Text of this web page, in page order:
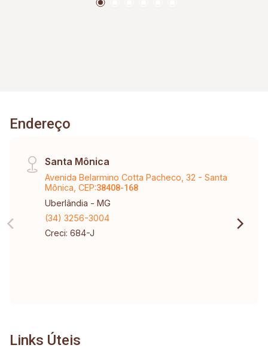
Garagem Para 02 Carros; Portão Eletrônico;
Endereço
Santa Mônica
Avenida Belarmino Cotta Pacheco, 32 - Santa
Mônica, CEP:38408-168
Uberlândia - MG
(34) 3256-3004
Creci: 684-J
Links Úteis